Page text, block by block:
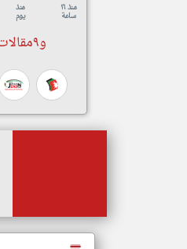
منذ
يوم
منذ ١٦
ساعة
و٩مقالات مشابهة من مصادر أخرى